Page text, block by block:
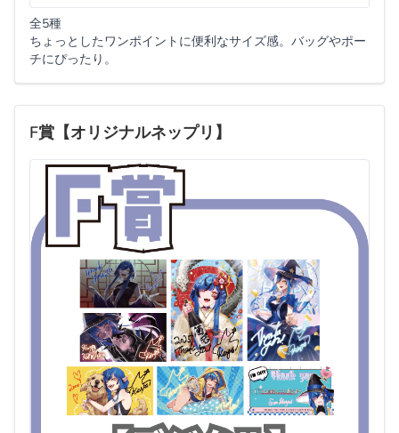
全5種
ちょっとしたワンポイントに便利なサイズ感。バッグやポー
チにぴったり。
F賞【オリジナルネップリ】